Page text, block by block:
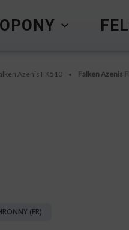
OPONY
Azenis FK510 • Falken Azenis
(FR)